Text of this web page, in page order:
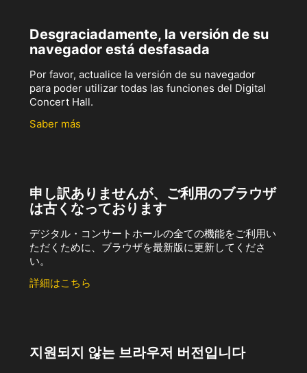
Desgraciadamente, la versión de su
navegador está desfasada
Por favor, actualice la versión de su navegador
para poder utilizar todas las funciones del Digital
Concert Hall.
Saber más
申し訳ありませんが、ご利用のブラウザ
は古くなっております
デジタル・コンサートホールの全ての機能をご利用い
ただくために、ブラウザを最新版に更新してくださ
い。
詳細はこちら
지원되지 않는 브라우저 버전입니다